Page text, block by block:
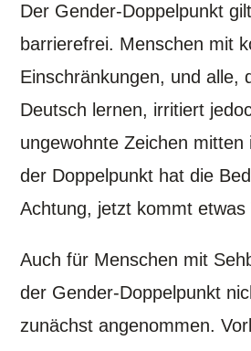
Der Gender-Doppelpunkt
barrierefrei. Menschen mit
Einschränkungen, und alle,
Deutsch lernen, irritiert
ungewohnte Zeichen mitten
der Doppelpunkt hat die
Achtung, jetzt kommt etwas
Auch für Menschen mit
der Gender-Doppelpunkt
zunächst angenommen.